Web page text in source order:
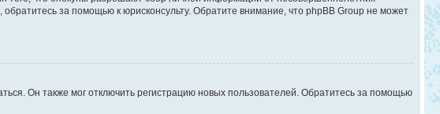
за помощью к юрисконсульту. Обратите внимание, что phpBB Group не может
Он также мог отключить регистрацию новых пользователей. Обратитесь за помощью